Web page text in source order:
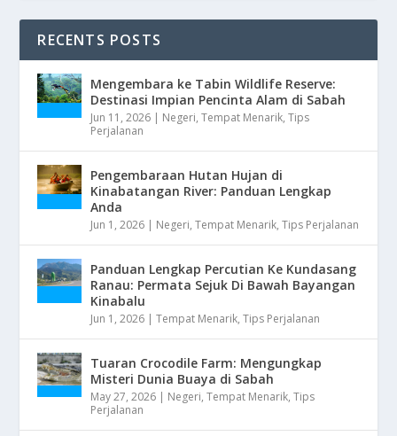
RECENTS POSTS
Mengembara ke Tabin Wildlife Reserve:
Destinasi Impian Pencinta Alam di Sabah
Jun 11, 2026 | Negeri,Tempat Menarik,Tips
Perjalanan
Pengembaraan Hutan Hujan di
Kinabatangan River: Panduan Lengkap
Anda
Jun 1, 2026 | Negeri,Tempat Menarik,Tips Perjalanan
Panduan Lengkap Percutian Ke Kundasang
Ranau: Permata Sejuk Di Bawah Bayangan
Kinabalu
Jun 1, 2026 |Tempat Menarik,Tips Perjalanan
Tuaran Crocodile Farm: Mengungkap
Misteri Dunia Buaya di Sabah
May 27, 2026 | Negeri,Tempat Menarik,Tips
Perjalanan